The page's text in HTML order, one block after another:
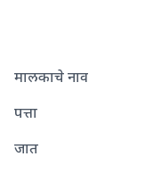
मालकाचे नाव
पत्ता
जात